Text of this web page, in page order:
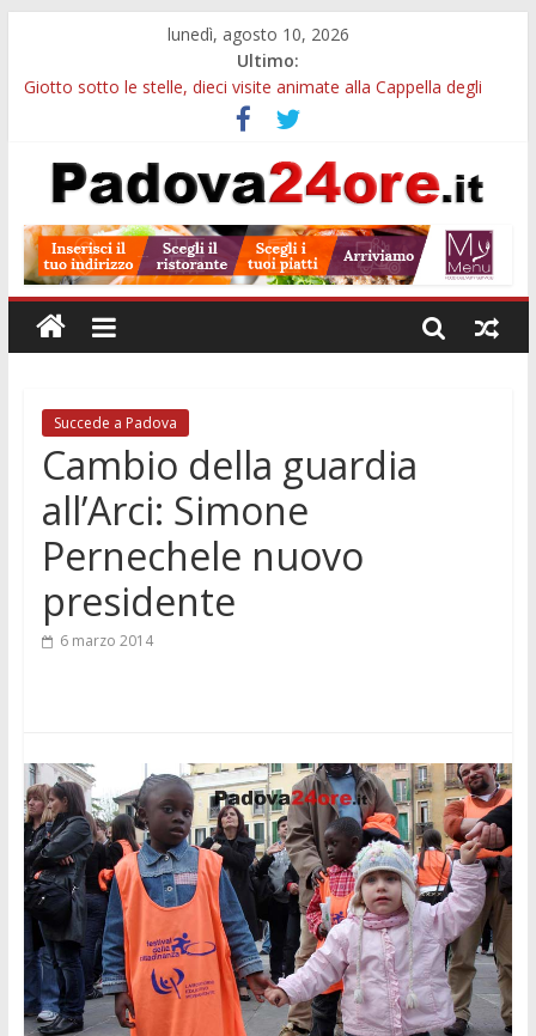
lunedì, agosto 10, 2026
Ultimo:
Giotto sotto le stelle, dieci visite animate alla Cappella degli
Notizie di Padova alle ore 23: borse Eni, musei gratuiti e
scadenze universitarie
Concorso Claudio Scimone, 14mila euro ai giovani musicisti:
Gemellaggi internazionali, 100mila euro ai Comuni veneti:
domande entro il 7 settembre
Alloggi ESU Padova 2026-2027: requisiti, scadenze e domanda
per ottenere un posto letto
Succede a Padova
Cambio della guardia
all’Arci: Simone
Pernechele nuovo
presidente
6 marzo 2014